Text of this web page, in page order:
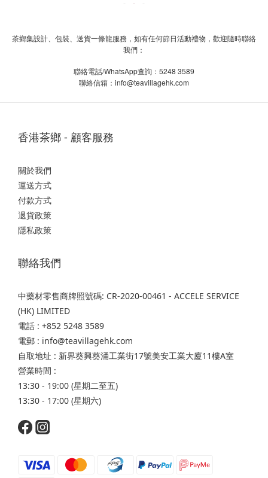
茶鄉集設計、包裝、送貨一條龍服務，如有任何節日活動禮物，歡迎隨時聯絡
我們：
聯絡電話/WhatsApp查詢： 5248 3589
聯絡信箱： info@teavillagehk.com
香港茶鄉 - 顧客服務
關於我們
運送方式
付款方式
退貨政策
隱私政策
聯絡我們
中藥材零售商牌照號碼: CR-2020-00461 - ACCELE SERVICE
(HK) LIMITED
電話 : +852 5248 3589
電郵 : info@teavillagehk.com
自取地址 : 新界葵興葵涌工業街17號美安工業大廈11樓A室
營業時間 :
13:30 - 19:00 (星期二至五)
13:30 - 17:00 (星期六)